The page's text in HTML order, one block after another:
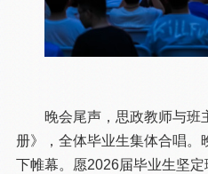
晚会尾声，思政教师与班
册》，全体毕业生集体合唱。
下帷幕。愿2026届毕业生坚